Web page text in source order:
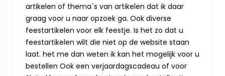
artikelen of thema`s van artikelen dat ik daar
graag voor u naar opzoek ga. Ook diverse
feestartikelen voor elk feestje. Is het zo dat u
feestartikelen wilt die niet op de website staan
laat. het me dan weten ik kan het mogelijk voor u
bestellen Ook een verjaardagscadeau of voor